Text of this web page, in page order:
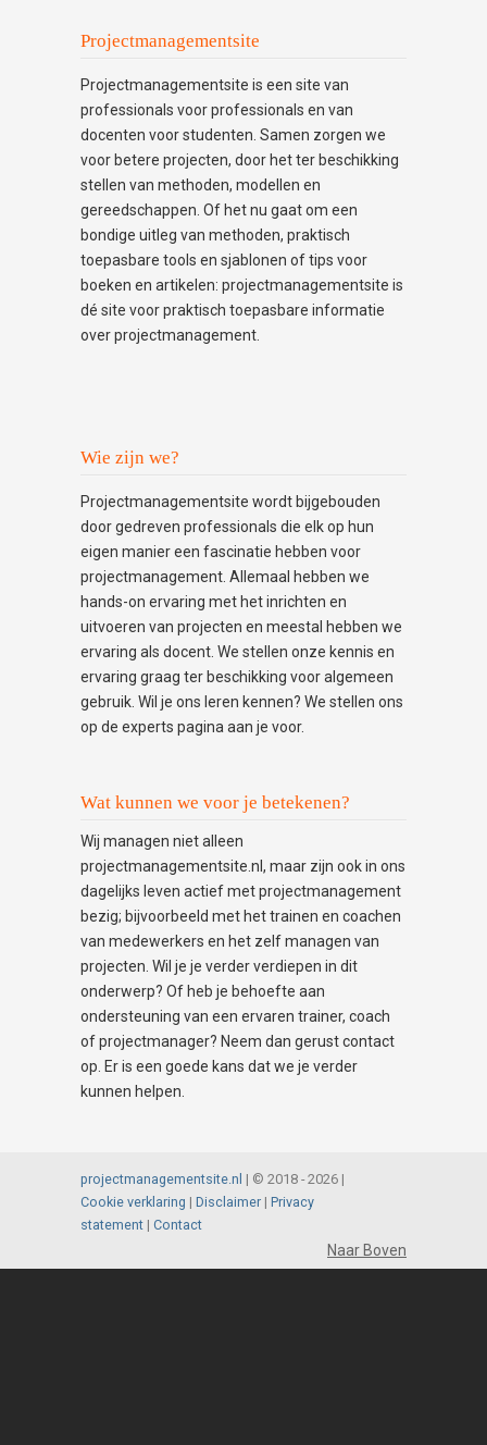
Projectmanagementsite
Projectmanagementsite is een site van
professionals voor professionals en van
docenten voor studenten. Samen zorgen we
voor betere projecten, door het ter beschikking
stellen van methoden, modellen en
gereedschappen. Of het nu gaat om een
bondige uitleg van methoden, praktisch
toepasbare tools en sjablonen of tips voor
boeken en artikelen: projectmanagementsite is
dé site voor praktisch toepasbare informatie
over projectmanagement.
Wie zijn we?
Projectmanagementsite wordt bijgebouden
door gedreven professionals die elk op hun
eigen manier een fascinatie hebben voor
projectmanagement. Allemaal hebben we
hands-on ervaring met het inrichten en
uitvoeren van projecten en meestal hebben we
ervaring als docent. We stellen onze kennis en
ervaring graag ter beschikking voor algemeen
gebruik. Wil je ons leren kennen? We stellen ons
op de experts pagina aan je voor.
Wat kunnen we voor je betekenen?
Wij managen niet alleen
projectmanagementsite.nl, maar zijn ook in ons
dagelijks leven actief met projectmanagement
bezig; bijvoorbeeld met het trainen en coachen
van medewerkers en het zelf managen van
projecten. Wil je je verder verdiepen in dit
onderwerp? Of heb je behoefte aan
ondersteuning van een ervaren trainer, coach
of projectmanager? Neem dan gerust contact
op. Er is een goede kans dat we je verder
kunnen helpen.
projectmanagementsite.nl | © 2018 -2026 |
Cookie verklaring | Disclaimer | Privacy
statement | Contact
Naar Boven